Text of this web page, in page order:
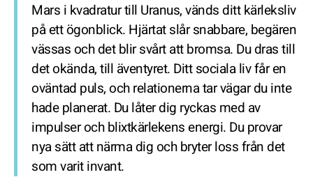
Mars i kvadratur till Uranus, vänds ditt kärleksliv
på ett ögonblick. Hjärtat slår snabbare, begären
vässas och det blir svårt att bromsa. Du dras till
det okända, till äventyret. Ditt sociala liv får en
oväntad puls, och relationerna tar vägar du inte
hade planerat. Du låter dig ryckas med av
impulser och blixtkärlekens energi. Du provar
nya sätt att närma dig och bryter loss från det
som varit invant.